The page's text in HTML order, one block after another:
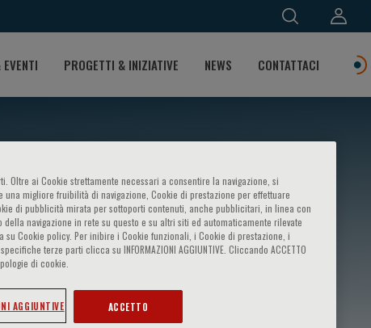
PROGETTI & INIZIATIVE NEWS CONTATTACI
Oltre ai Cookie strettamente necessari a consentire la navigazione, si
migliore fruibilità di navigazione, Cookie di prestazione per effettuare
di pubblicità mirata per sottoporti contenuti, anche pubblicitari, in linea con
navigazione in rete su questo e su altri siti ed automaticamente rilevate
Cookie policy. Per inibire i Cookie funzionali, i Cookie di prestazione, i
terze parti clicca su INFORMAZIONI AGGIUNTIVE. Cliccando ACCETTO
di cookie.
AGGIUNTIVE ACCETTO